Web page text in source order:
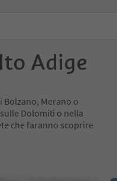
Adige
Merano o
Dolomiti o nella
che faranno scoprire